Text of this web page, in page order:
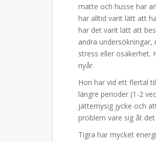
matte och husse har
har alltid varit lätt att
har det varit lätt att
andra undersökningar,
stress eller osäkerhet.
nyår.
Hon har vid ett flertal
längre perioder (1-2
jättemysig jycke och
problem vare sig åt
Tigra har mycket